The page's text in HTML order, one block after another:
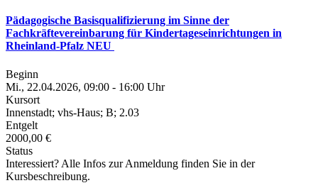
Pädagogische Basisqualifizierung im Sinne der
Fachkräftevereinbarung für Kindertageseinrichtungen in
Rheinland-Pfalz NEU
Beginn
Mi., 22.04.2026, 09:00 - 16:00 Uhr
Kursort
Innenstadt; vhs-Haus; B; 2.03
Entgelt
2000,00 €
Status
Interessiert? Alle Infos zur Anmeldung finden Sie in der
Kursbeschreibung.